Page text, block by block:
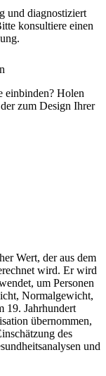
und diagnostiziert
konsultiere einen
einbinden? Holen
zum Design Ihrer
Wert, der aus dem
wird. Er wird
um Personen
Normalgewicht,
19. Jahrhundert
übernommen,
des
und